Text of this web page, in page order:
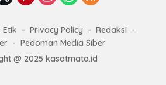
Etik Privacy Policy
Redaksi
Pedoman Media Siber
@ 2025 kasatmata.id